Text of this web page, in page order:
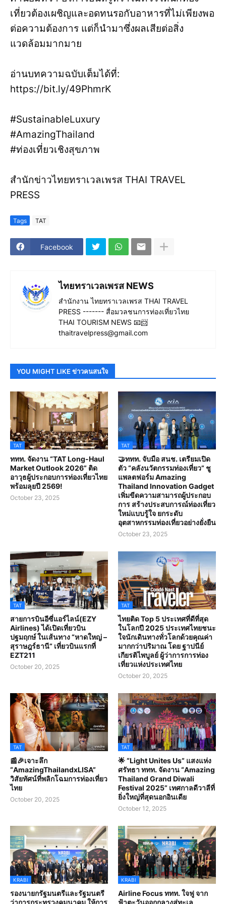
เที่ยวต้องเผชิญและอดทนรอกับอาหารที่ไม่เพียงพอ
ต่อความต้องการ แต่ก็นำมาซึ่งผลเสียต่อสิ่ง
แวดล้อมมากมาย
อ่านบทความฉบับเต็มได้ที่:
https://bit.ly/49PhmrK
#SustainableLuxury
#AmazingThailand
#ท่องเที่ยวเชิงสุขภาพ
สำนักข่าวไทยทราเวลเพรส THAI TRAVEL
PRESS
Tags TAT
Facebook
ไทยทราเวลเพรส NEWS
สำนักงาน ไทยทราเวลเพรส THAI TRAVEL
PRESS ------- สื่อมวลชนการท่องเที่ยวไทย
THAI TOURISM NEWS 📧📨
thaitravelpress@gmail.com
YOU MIGHT LIKE ข่าวคนสนใจ
TAT
ททท. จัดงาน “TAT Long-Haul
Market Outlook 2026” ติด
อาวุธผู้ประกอบการท่องเที่ยวไทย
พร้อมลุยปี 2569!
October 23, 2025
TAT
🤝ททท. จับมือ สนช. เตรียมเปิด
ตัว “คลังนวัตกรรมท่องเที่ยว” ชู
แพลตฟอร์ม Amazing
Thailand Innovation Gadget
เพิ่มขีดความสามารถผู้ประกอบ
การ สร้างประสบการณ์ท่องเที่ยว
ใหม่แบบรู้ใจ ยกระดับ
อุตสาหกรรมท่องเที่ยวอย่างยั่งยืน
October 23, 2025
TAT
สายการบินอีซี่แอร์ไลน์(EZY
Airlines) ได้เปิดเที่ยวบิน
ปฐมฤกษ์ ในเส้นทาง “หาดใหญ่ –
สุราษฎร์ธานี” เที่ยวบินแรกที่
EZT211
October 20, 2025
TAT
ไทยติด Top 5 ประเทศที่ดีที่สุด
ในโลกปี 2025 ประเทศไทยชนะ
ใจนักเดินทางทั่วโลกด้วยคุณค่า
มากกว่าปริมาณ โดย ฐาปนีย์
เกียรติไพบูลย์ ผู้ว่าการการท่อง
เที่ยวแห่งประเทศไทย
October 20, 2025
TAT
📰🎉เจาะลึก
“AmazingThailandxLISA”
วิสัยทัศน์ที่พลิกโฉมการท่องเที่ยว
ไทย
October 20, 2025
TAT
🌟 “Light Unites Us” แสงแห่ง
ศรัทธา ททท. จัดงาน “Amazing
Thailand Grand Diwali
Festival 2025” เทศกาลดีวาลีที่
ยิ่งใหญ่ที่สุดนอกอินเดีย
October 12, 2025
KRABI
รองนายกรัฐมนตรีและรัฐมนตรี
KRABI
Airline Focus ททท. ใจฟู จาก